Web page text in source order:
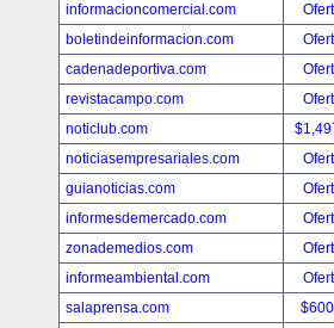
informacioncomercial.com
boletindeinformacion.com
cadenadeportiva.com
revistacampo.com
noticlub.com
noticiasempresariales.com
guianoticias.com
informesdemercado.com
zonademedios.com
informeambiental.com
salaprensa.com